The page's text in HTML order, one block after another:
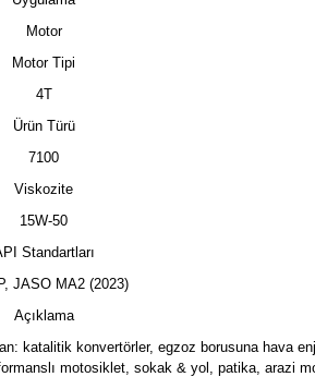
Motor
Motor Tipi
4T
Ürün Türü
7100
Viskozite
15W-50
Standartları
JASO MA2 (2023)
Açıklama
katalitik konvertörler, egzoz borusuna
motosiklet, sokak & yol, patika, arazi